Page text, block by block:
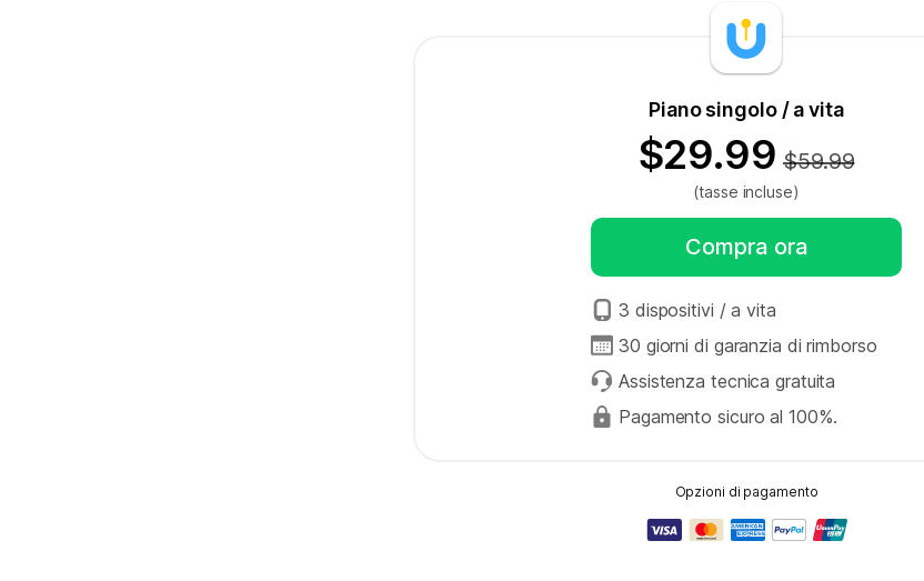
Piano singolo / a vita
$29.99 $59.99
(tasse incluse)
Compra ora
3 dispositivi / a vita
30 giorni di garanzia di rimborso
Assistenza tecnica gratuita
Pagamento sicuro al 100%.
Opzioni di pagamento